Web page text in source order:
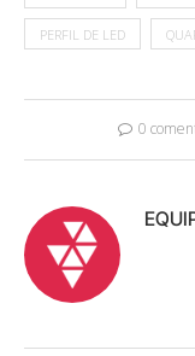
PERFIL DE LED
0